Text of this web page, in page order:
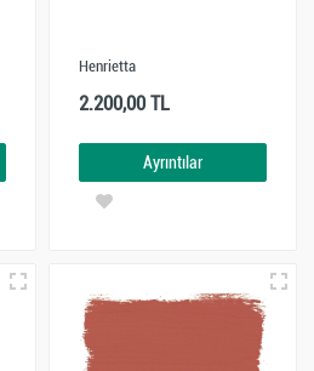
Henrietta
2.200,00 TL
Ayrıntılar